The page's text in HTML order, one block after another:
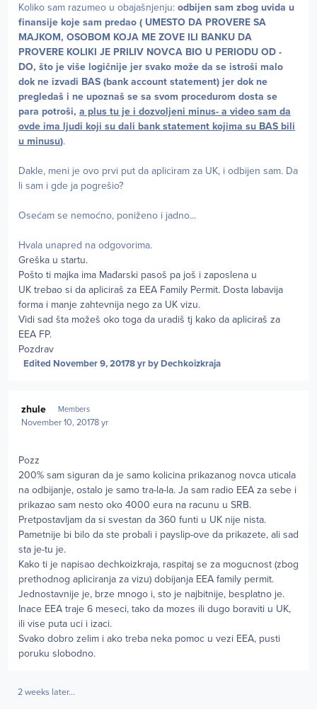
Koliko sam razumeo u obajašnjenju: odbijen sam zbog uvida u
finansije koje sam predao ( UMESTO DA PROVERE SA
MAJKOM, OSOBOM KOJA ME ZOVE ILI BANKU DA
PROVERE KOLIKI JE PRILIV NOVCA BIO U PERIODU OD -
DO, što je više logičnije jer svako može da se istroši malo
dok ne izvadi BAS (bank account statement) jer dok ne
pregledaš i ne upoznaš se sa svom procedurom dosta se
para potroši, a plus tu je i dozvoljeni minus- a video sam da
ovde ima ljudi koji su dali bank statement kojima su BAS bili
u minusu).
Dakle, meni je ovo prvi put da apliciram za UK, i odbijen sam. Da
li sam i gde ja pogrešio?
Osećam se nemoćno, poniženo i jadno...
Hvala unapred na odgovorima.
Greška u startu.
Pošto ti majka ima Mađarski pasoš pa još i zaposlena u
UK trebao si da apliciraš za EEA Family Permit. Dosta labavija
forma i manje zahtevnija nego za UK vizu.
Vidi sad šta možeš oko toga da uradiš tj kako da apliciraš za
EEA FP.
Pozdrav
Edited November 9, 20178 yrby Dechkoizkraja
zhule Members
November 10, 20178 yr
Pozz
200% sam siguran da je samo kolicina prikazanog novca uticala
na odbijanje, ostalo je samo tra-la-la. Ja sam radio EEA za sebe i
prikazao sam nesto oko 4000 eura na racunu u SRB.
Pretpostavljam da si svestan da 360 funti u UK nije nista.
Pametnije bi bilo da ste probali i payslip-ove da prikazete, ali sad
sta je-tu je.
Kako ti je napisao dechkoizkraja, raspitaj se za mogucnost (zbog
prethodnog apliciranja za vizu) dobijanja EEA family permit.
Jednostavnije je, brze mnogo i, sto je najbitnije, besplatno je.
Inace EEA traje 6 meseci, tako da mozes ili dugo boraviti u UK,
ili vise puta uci i izaci.
Svako dobro zelim i ako treba neka pomoc u vezi EEA, pusti
poruku slobodno.
2 weeks later...